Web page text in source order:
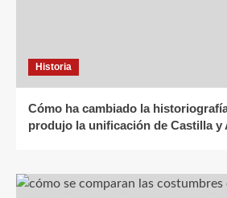
Historia
Cómo ha cambiado la
produjo la unificación de Castilla y